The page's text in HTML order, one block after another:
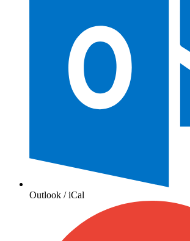
Outlook / iCal